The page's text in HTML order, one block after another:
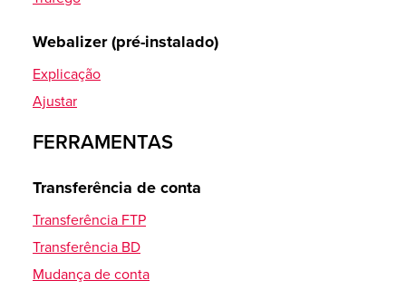
Thunderbird
Android DAVx5 (DAVdroid)
Calendário iOS
eM Client
Criptografia PGP
Instalação no Windows
Configuração no Thunderbird
Outlook 2016
Webalizer (pré-instalado)
Explicação
Ajustar
FERRAMENTAS
Transferência de conta
Transferência FTP
Transferência BD
Mudança de conta